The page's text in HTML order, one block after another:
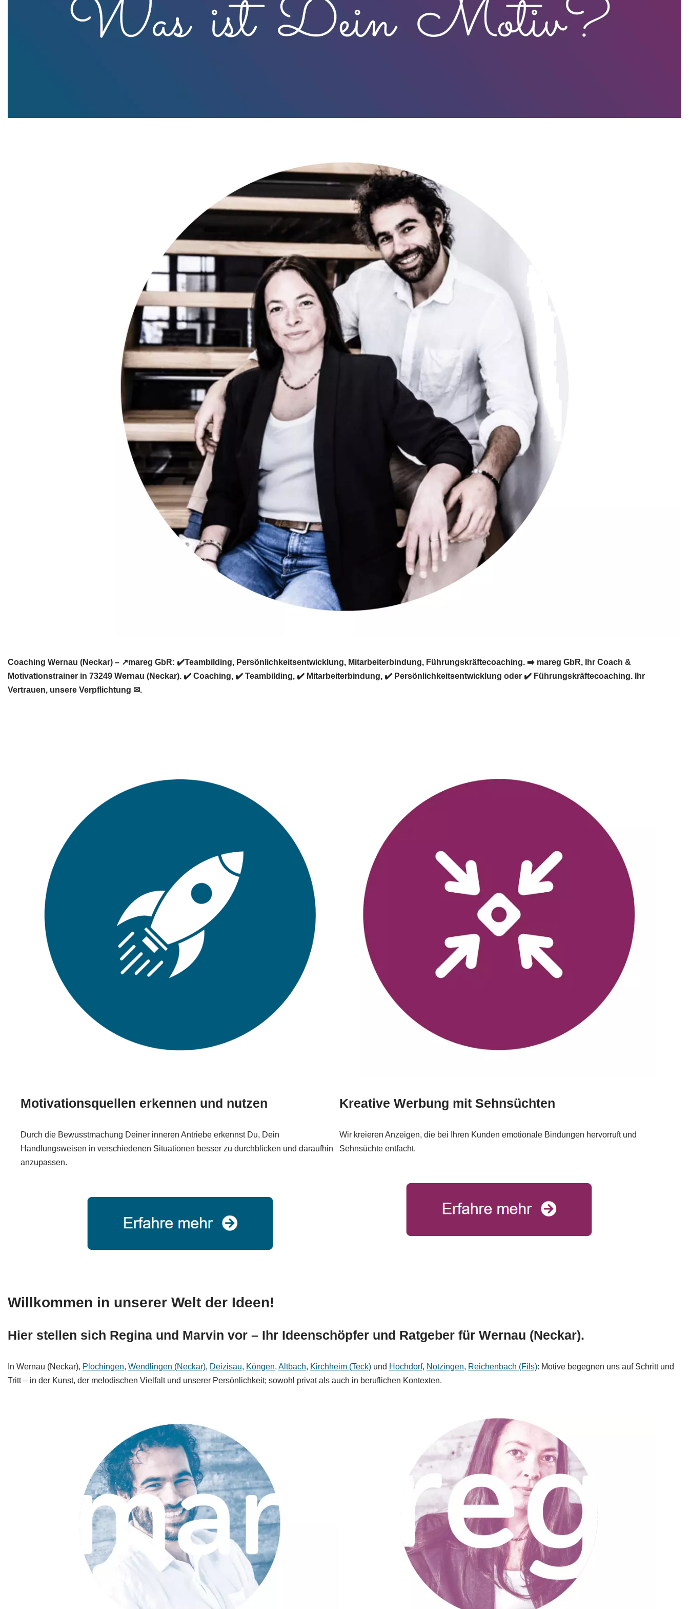
Coaching Wernau (Neckar) – ↗️mareg GbR: ✔️Teambilding, Persönlichkeitsentwicklung, Mitarbeiterbindung, Führungskräftecoaching. ➡️ mareg GbR, Ihr Coach &
Motivationstrainer in 73249 Wernau (Neckar). ✔️ Coaching, ✔️ Teambilding, ✔️ Mitarbeiterbindung, ✔️ Persönlichkeitsentwicklung oder ✔️ Führungskräftecoaching. Ihr
Vertrauen, unsere Verpflichtung ✉.
Motivationsquellen erkennen und nutzen
Durch die Bewusstmachung Deiner inneren Antriebe erkennst Du, Dein
Handlungsweisen in verschiedenen Situationen besser zu durchblicken und daraufhin
anzupassen.
Kreative Werbung mit Sehnsüchten
Wir kreieren Anzeigen, die bei Ihren Kunden emotionale Bindungen hervorruft und
Sehnsüchte entfacht.
Willkommen in unserer Welt der Ideen!
Hier stellen sich Regina und Marvin vor – Ihr Ideenschöpfer und Ratgeber für Wernau (Neckar).
In Wernau (Neckar), Plochingen, Wendlingen (Neckar), Deizisau, Köngen, Altbach, Kirchheim (Teck) und Hochdorf, Notzingen, Reichenbach (Fils): Motive begegnen uns auf Schritt und
Tritt – in der Kunst, der melodischen Vielfalt und unserer Persönlichkeit; sowohl privat als auch in beruflichen Kontexten.